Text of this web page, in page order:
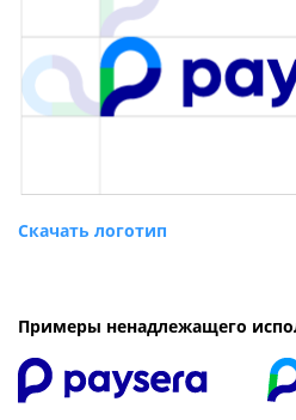
Скачать логотип
Примеры ненадлежащего